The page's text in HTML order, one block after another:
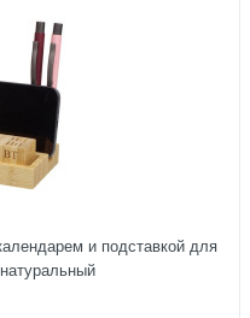
и подставкой для